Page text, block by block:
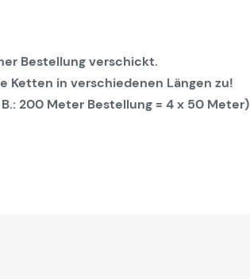
Bestellung verschickt.
Ketten in verschiedenen Längen zu!
200 Meter Bestellung = 4 x 50 Meter)